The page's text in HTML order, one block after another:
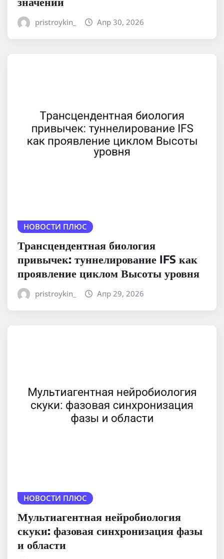
pristroykin_ Апр 30, 2026
НОВОСТИ ПЛЮС
Трансцендентная биология
привычек: туннелирование IFS как
проявление циклом Высоты уровня
pristroykin_ Апр 29, 2026
НОВОСТИ ПЛЮС
Мультиагентная нейробиология
скуки: фазовая синхронизация фазы
и области